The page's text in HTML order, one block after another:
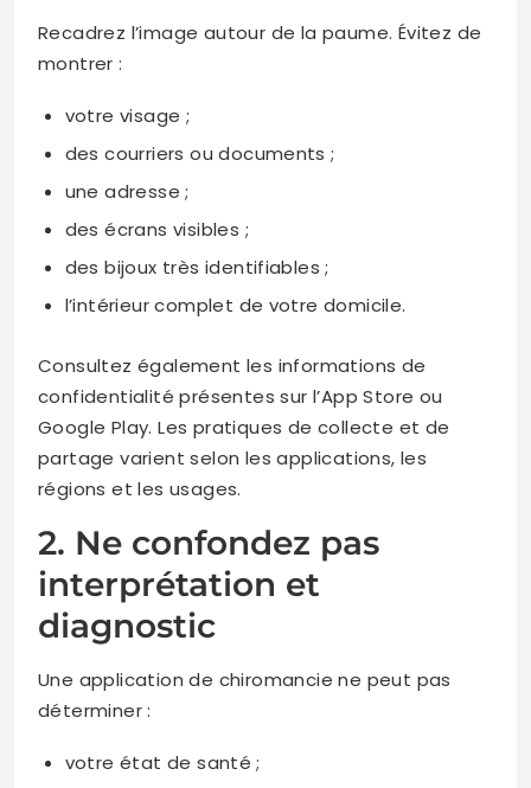
Recadrez l’image autour de la paume. Évitez de
montrer :
votre visage ;
des courriers ou documents ;
une adresse ;
des écrans visibles ;
des bijoux très identifiables ;
l’intérieur complet de votre domicile.
Consultez également les informations de
confidentialité présentes sur l’App Store ou
Google Play. Les pratiques de collecte et de
partage varient selon les applications, les
régions et les usages.
2. Ne confondez pas
interprétation et
diagnostic
Une application de chiromancie ne peut pas
déterminer :
votre état de santé ;